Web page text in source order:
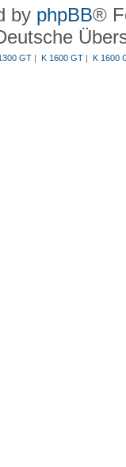
by phpBB®
GT| K 1600 GT| K 1600